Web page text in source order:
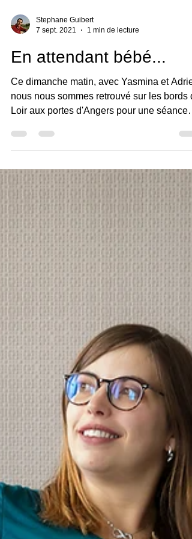
Stephane Guibert
En attendant bébé...
Ce dimanche matin, avec Yasmina et
nous nous sommes retrouvé sur les bords